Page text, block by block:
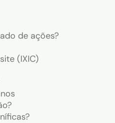
de ações?
(IXIC)